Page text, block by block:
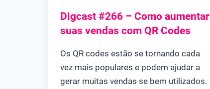
Digcast #266 – Como aumentar
suas vendas com QR Codes
Os QR codes estão se tornando cada
vez mais populares e podem ajudar a
gerar muitas vendas se bem utilizados.